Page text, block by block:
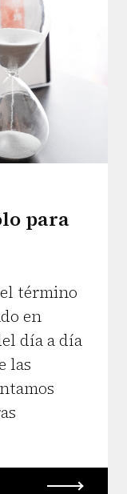
para
término
en
día a día
las